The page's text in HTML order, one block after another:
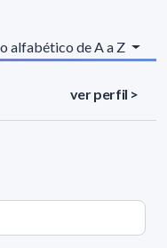
alfabético de A a Z
ver perfil >